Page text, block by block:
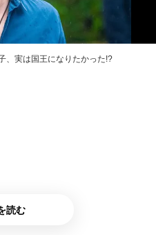
、実は国王になりたかった!?
読む